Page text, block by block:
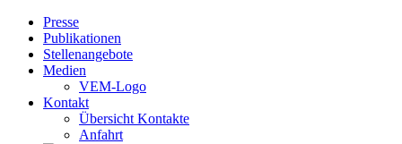
Presse
Publikationen
Stellenangebote
Medien
VEM-Logo
Kontakt
Übersicht Kontakte
Anfahrt